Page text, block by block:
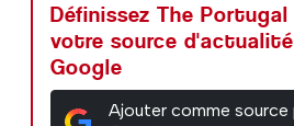
Définissez The Portugal
votre source
Google
Ajouter comme source